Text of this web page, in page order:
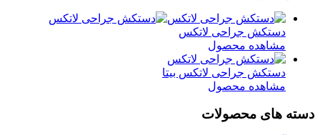
دستکش جراحی لاتکس
مشاهده محصول
دستکش جراحی لاتکس بیتا
مشاهده محصول
دسته های محصولات